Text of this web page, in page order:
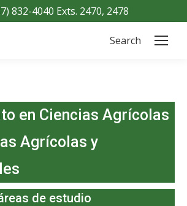
832-4040 Exts. 2470, 2478
Search:
Search
en Ciencias Agrícolas
Agrícolas y
de estudio